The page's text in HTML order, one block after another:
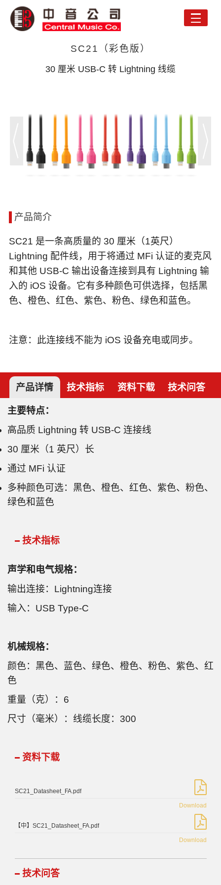
Toggle
SC21（彩色版）
30 厘米 USB-C 转 Lightning 线缆
产品简介
SC21 是一条高质量的 30 厘米（1英尺）
Lightning 配件线，用于将通过 MFi 认证的麦克风
和其他 USB-C 输出设备连接到具有 Lightning 输
入的 iOS 设备。它有多种颜色可供选择，包括黑
色、橙色、红色、紫色、粉色、绿色和蓝色。
注意：此连接线不能为 iOS 设备充电或同步。
产品详情 技术指标 资料下载 技术问答
主要特点：
高品质 Lightning 转 USB-C 连接线
30 厘米（1 英尺）长
通过 MFi 认证
多种颜色可选：黑色、橙色、红色、紫色、粉色、
绿色和蓝色
技术指标
声学和电气规格：
输出连接：Lightning连接
输入：USB Type-C
机械规格：
颜色：黑色、蓝色、绿色、橙色、粉色、紫色、红
色
重量（克）：6
尺寸（毫米）：线缆长度：300
资料下载
SC21_Datasheet_FA.pdf
Download
【中】SC21_Datasheet_FA.pdf
Download
技术问答